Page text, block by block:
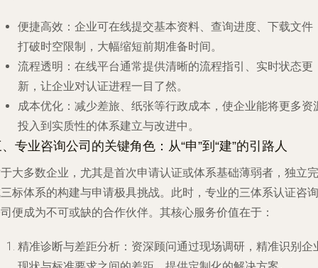
便捷高效 ：企业可在线提交基本资料、查询进度、下载文件
打破时空限制，大幅缩短前期准备时间。
流程透明 ：在线平台通常提供清晰的流程指引、实时状态更
新，让企业对认证进程一目了然。
成本优化 ：减少差旅、纸张等行政成本，使企业能将更多资
投入到实质性的体系建立与改进中。
专业咨询公司的关键角色：从“申”到“建”的引路人
大多数企业，尤其是首次申请认证或体系基础薄弱者，独立完
标体系的构建与申请极具挑战。此时，专业的三体系认证咨询
便成为不可或缺的合作伙伴。其核心服务价值在于：
精准诊断与差距分析 ：资深顾问通过现场调研，精准识别企